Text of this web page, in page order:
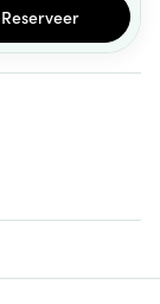
Reserveer